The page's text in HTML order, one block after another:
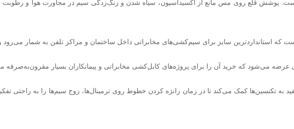
پوشش قلع روی مس مانع از اکسیداسیون، سیاه شدن و زنگ‌زدگی سیم در مجاورت هوا و رطوبت
به تکنسین‌ها کمک می‌کند تا در زمان رانژه کردن خطوط روی ترمینال‌ها، زوج سیم‌ها را به راحتی